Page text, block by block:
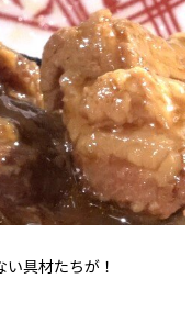
具材たちが！